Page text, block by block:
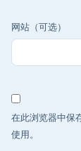
网站（可选）
在此浏览器中保
使用。